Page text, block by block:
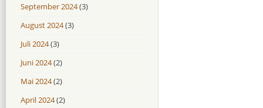
September 2024(3)
August 2024(3)
Juli 2024(3)
Juni 2024(2)
Mai 2024(2)
April 2024(2)